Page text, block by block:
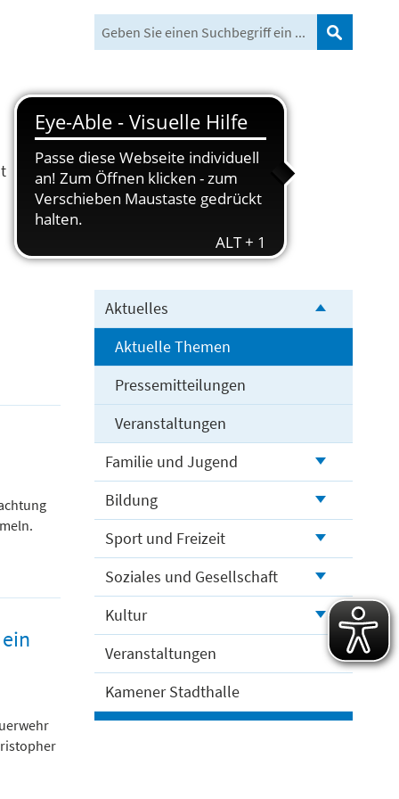
Freizeit und Tourismus
Aktuelles
Aktuelle Themen
Pressemitteilungen
Veranstaltungen
Familie und Jugend
Bildung
Sport und Freizeit
Soziales und Gesellschaft
Kultur
Veranstaltungen
Kamener Stadthalle